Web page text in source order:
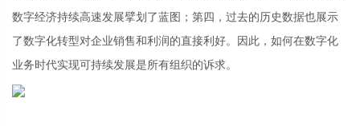
数字经济持续高速发展擘划了蓝图；第四，过去的历史数据也展示
了数字化转型对企业销售和利润的直接利好。因此，如何在数字化
业务时代实现可持续发展是所有组织的诉求。